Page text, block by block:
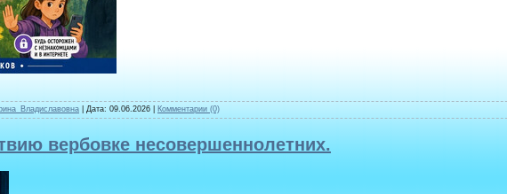
| Дата: 09.06.2026 Комментарии (0)
вербовке несовершеннолетних.